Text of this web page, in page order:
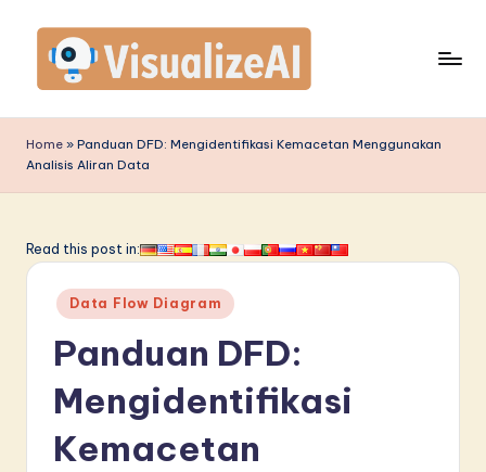
content
is
u
li
A
Home » Panduan DFD: Mengidentifikasi Kemacetan Menggunakan
Analisis Aliran Data
Read this post in:
Posted
in
Data Flow Diagram
Panduan DFD:
Mengidentifikasi
Kemacetan